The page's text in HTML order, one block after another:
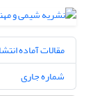
مقالات آماده
شماره جاری